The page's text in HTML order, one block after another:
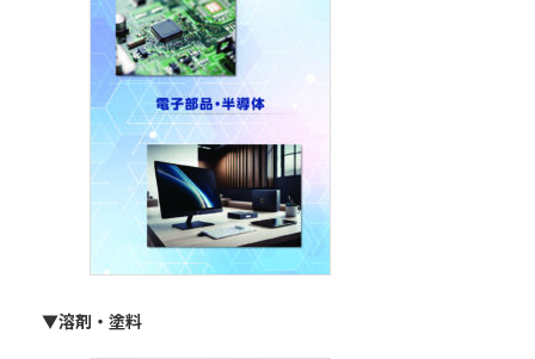
▼溶剤・塗料